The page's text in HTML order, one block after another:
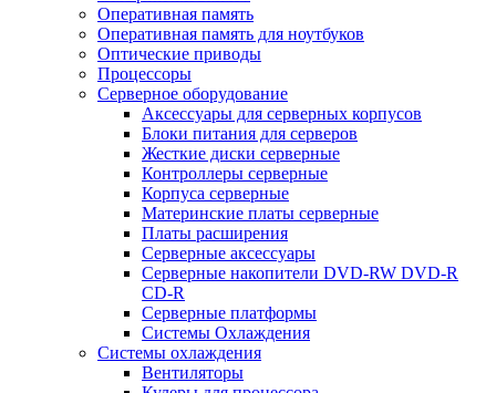
Оперативная память
Оперативная память для ноутбуков
Оптические приводы
Процессоры
Серверное оборудование
Аксессуары для серверных корпусов
Блоки питания для серверов
Жесткие диски серверные
Контроллеры серверные
Корпуса серверные
Материнские платы серверные
Платы расширения
Серверные аксессуары
Серверные накопители DVD-RW DVD-R
CD-R
Серверные платформы
Системы Охлаждения
Системы охлаждения
Вентиляторы